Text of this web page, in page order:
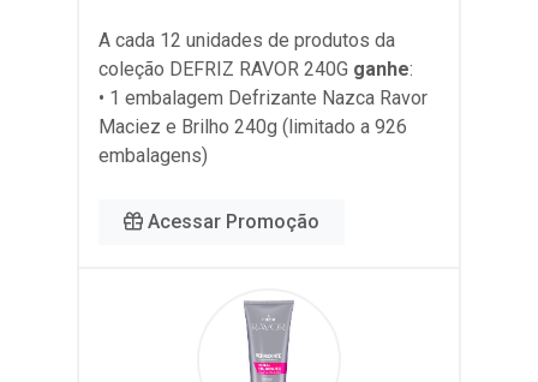
A cada 12 unidades de produtos da
coleção DEFRIZ RAVOR 240G ganhe:
• 1 embalagem Defrizante Nazca Ravor
Maciez e Brilho 240g (limitado a 926
embalagens)
Acessar Promoção